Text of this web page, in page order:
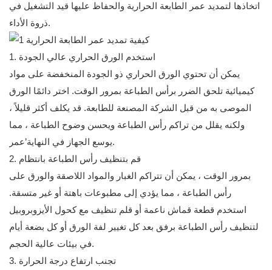
اتخاذها لتمديد عمر الطابعة الحرارية والحفاظ عليها قيد التشغيل في
ذروة الأداء.
1. استخدم الورق الحراري عالي الجودة
يمكن أن تحتوي الورق الحراري ذو الجودة المنخفضة على مواد
كيميائية تلحق الضرر برأس الطباعة بمرور الوقت. اختر دائمًا الورق
الموصى به من قبل الشركة المصنعة للطابعة. قد يكلف أكثر قليلاً ،
ولكنه يقلل من تراكم رأس الطباعة ويحسن وضوح الطباعة ، مما
يوسع الجهاز في النهاية’عمر.
2. قم بتنظيف رأس الطباعة بانتظام
بمرور الوقت ، يمكن أن تتراكم الغبار والمواد اللاصقة والورق على
رأس الطباعة ، مما يؤدي إلى مطبوعات باهتة أو غير متسقة.
استخدم قطعة قماش ناعمة أو قلم تنظيف مع كحول الأيزوبروبيل
لتنظيف رأس الطباعة برفق بعد كل تغيير لفة الورق أو كل بضعة أيام
في بيئات عالية الحجم.
3. تجنب ارتفاع درجة الحرارة